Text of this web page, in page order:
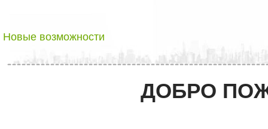
Новые возможности
ДОБРО